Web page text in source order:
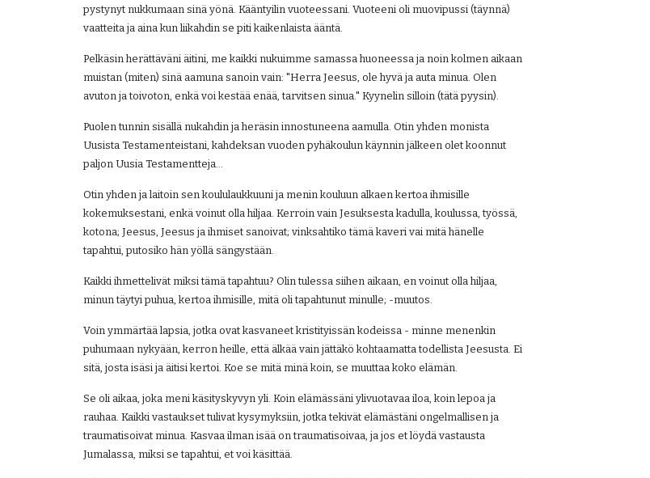
pystynyt nukkumaan sinä yönä. Kääntyilin vuoteessani. Vuoteeni oli muovipussi (täynnä)
vaatteita ja aina kun liikahdin se piti kaikenlaista ääntä.
Pelkäsin herättäväni äitini, me kaikki nukuimme samassa huoneessa ja noin kolmen aikaan
muistan (miten) sinä aamuna sanoin vain: "Herra Jeesus, ole hyvä ja auta minua. Olen
avuton ja toivoton, enkä voi kestää enää, tarvitsen sinua." Kyynelin silloin (tätä pyysin).
Puolen tunnin sisällä nukahdin ja heräsin innostuneena aamulla. Otin yhden monista
Uusista Testamenteistani, kahdeksan vuoden pyhäkoulun käynnin jälkeen olet koonnut
paljon Uusia Testamentteja...
Otin yhden ja laitoin sen koululaukkuuni ja menin kouluun alkaen kertoa ihmisille
kokemuksestani, enkä voinut olla hiljaa. Kerroin vain Jesuksesta kadulla, koulussa, työssä,
kotona; Jeesus, Jeesus ja ihmiset sanoivat; vinksahtiko tämä kaveri vai mitä hänelle
tapahtui, putosiko hän yöllä sängystään.
Kaikki ihmettelivät miksi tämä tapahtuu? Olin tulessa siihen aikaan, en voinut olla hiljaa,
minun täytyi puhua, kertoa ihmisille, mitä oli tapahtunut minulle; -muutos.
Voin ymmärtää lapsia, jotka ovat kasvaneet kristityissän kodeissa - minne menenkin
puhumaan nykyään, kerron heille, että älkää vain jättäkö kohtaamatta todellista Jeesusta. Ei
sitä, josta isäsi ja äitisi kertoi. Koe se mitä minä koin, se muuttaa koko elämän.
Se oli aikaa, joka meni käsityskyvyn yli. Koin elämässäni ylivuotavaa iloa, koin lepoa ja
rauhaa. Kaikki vastaukset tulivat kysymyksiin, jotka tekivät elämästäni ongelmallisen ja
traumatisoivat minua. Kasvaa ilman isää on traumatisoivaa, ja jos et löydä vastausta
Jumalassa, miksi se tapahtui, et voi käsittää.